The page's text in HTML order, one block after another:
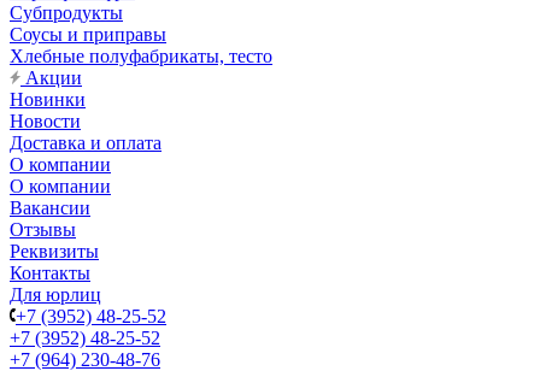
Субпродукты
Соусы и приправы
Хлебные полуфабрикаты, тесто
Акции
Новинки
Новости
Доставка и оплата
О компании
О компании
Вакансии
Отзывы
Реквизиты
Контакты
Для юрлиц
+7 (3952) 48-25-52
+7 (3952) 48-25-52
+7 (964) 230-48-76